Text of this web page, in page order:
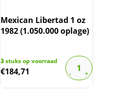
Mexican Libertad 1 oz
1982 (1.050.000 oplage)
3stuks op voorraad
€184,71